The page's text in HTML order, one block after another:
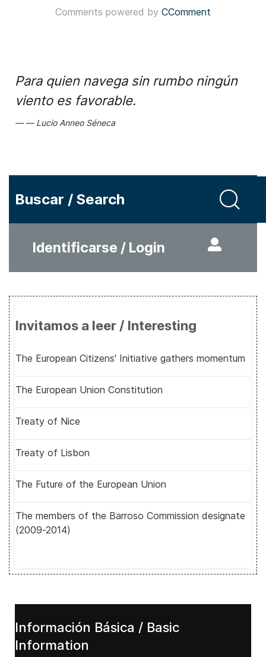
Comments powered by CComment
Para quien navega sin rumbo ningún
viento es favorable.
Lucio Anneo Séneca
Buscar / Search
Identificarse / Login
Invitamos a leer / Interesting
The European Citizens' Initiative gathers momentum
The European Union Constitution
Treaty of Nice
Treaty of Lisbon
The Future of the European Union
The members of the Barroso Commission designate
(2009-2014)
Información Básica / Basic
Information